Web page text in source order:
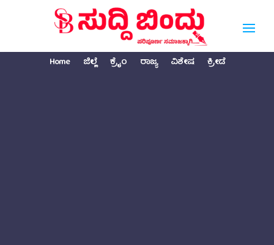
Home ಜಿಲ್ಲೆ ಕ್ರೈಂ ರಾಜ್ಯ ವಿಶೇಷ ಕ್ರೀಡೆ